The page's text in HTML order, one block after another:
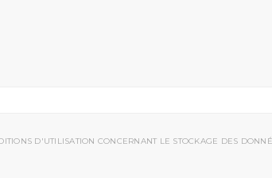
D'UTILISATION CONCERNANT LE STOCKAGE DES